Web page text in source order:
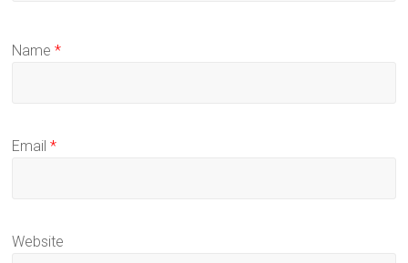
Name*
Email*
Website